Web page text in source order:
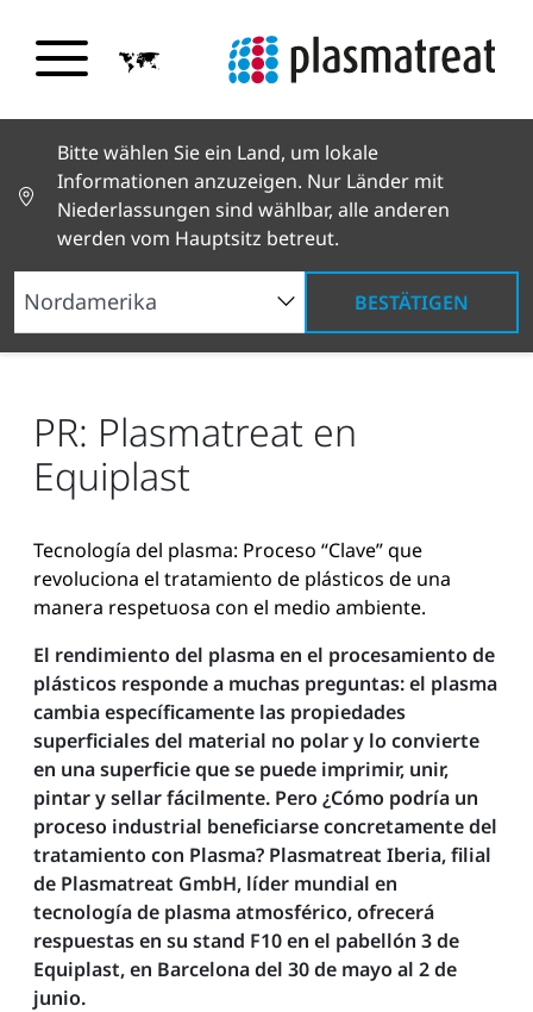
Bitte wählen Sie ein Land, um lokale
Informationen anzuzeigen. Nur Länder mit
Niederlassungen sind wählbar, alle anderen
werden vom Hauptsitz betreut.
BESTÄTIGEN
Neuigkeiten und Geschichten
News und Presse
PR: Plasmatreat en Equiplast
PR: Plasmatreat en
Equiplast
Tecnología del plasma: Proceso “Clave” que
revoluciona el tratamiento de plásticos de una
manera respetuosa con el medio ambiente.
El rendimiento del plasma en el procesamiento de
plásticos responde a muchas preguntas: el plasma
cambia específicamente las propiedades
superficiales del material no polar y lo convierte
en una superficie que se puede imprimir, unir,
pintar y sellar fácilmente. Pero ¿Cómo podría un
proceso industrial beneficiarse concretamente del
tratamiento con Plasma? Plasmatreat Iberia, filial
de Plasmatreat GmbH, líder mundial en
tecnología de plasma atmosférico, ofrecerá
respuestas en su stand F10 en el pabellón 3 de
Equiplast, en Barcelona del 30 de mayo al 2 de
junio.